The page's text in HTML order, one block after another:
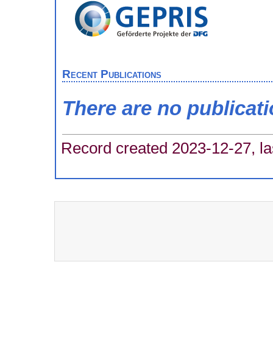
Recent Publications
There are no
Record created 2023-12-27,